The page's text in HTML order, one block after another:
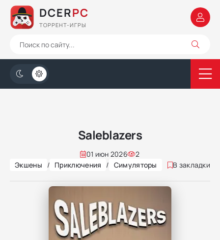
DCERPC
ТОРРЕНТ-ИГРЫ
Saleblazers
01 июн 2026
2
Экшены
/ Приключения / Симуляторы В закладки